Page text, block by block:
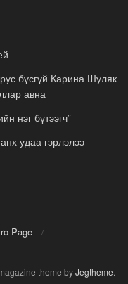
бүсгүй Карина Шуляк
авна
нэг бүтээгч”
удаа гэрлэлээ
Page
theme byJegtheme.